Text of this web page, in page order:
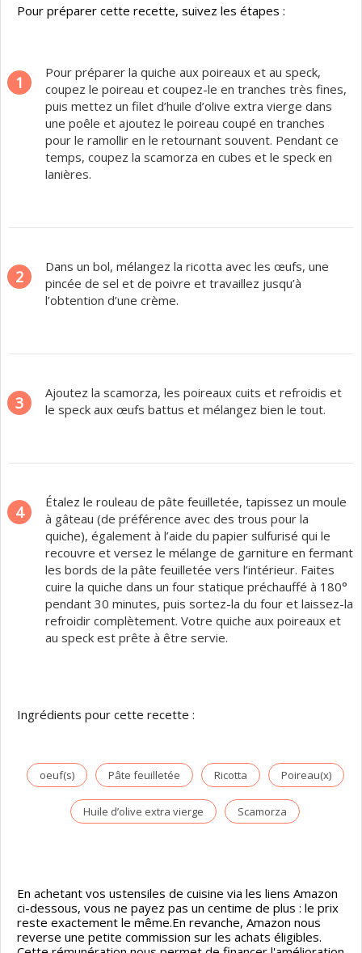
Pour préparer cette recette, suivez les étapes :
1
Pour préparer la quiche aux poireaux et au speck,
coupez le poireau et coupez-le en tranches très fines,
puis mettez un filet d’huile d’olive extra vierge dans
une poêle et ajoutez le poireau coupé en tranches
pour le ramollir en le retournant souvent. Pendant ce
temps, coupez la scamorza en cubes et le speck en
lanières.
2
Dans un bol, mélangez la ricotta avec les œufs, une
pincée de sel et de poivre et travaillez jusqu’à
l’obtention d’une crème.
3
Ajoutez la scamorza, les poireaux cuits et refroidis et
le speck aux œufs battus et mélangez bien le tout.
4
Étalez le rouleau de pâte feuilletée, tapissez un moule
à gâteau (de préférence avec des trous pour la
quiche), également à l’aide du papier sulfurisé qui le
recouvre et versez le mélange de garniture en fermant
les bords de la pâte feuilletée vers l’intérieur. Faites
cuire la quiche dans un four statique préchauffé à 180°
pendant 30 minutes, puis sortez-la du four et laissez-la
refroidir complètement. Votre quiche aux poireaux et
au speck est prête à être servie.
Ingrédients pour cette recette :
oeuf(s) Pâte feuilletée Ricotta Poireau(x)
Huile d’olive extra vierge Scamorza
En achetant vos ustensiles de cuisine via les liens Amazon
ci-dessous, vous ne payez pas un centime de plus : le prix
reste exactement le même.En revanche, Amazon nous
reverse une petite commission sur les achats éligibles.